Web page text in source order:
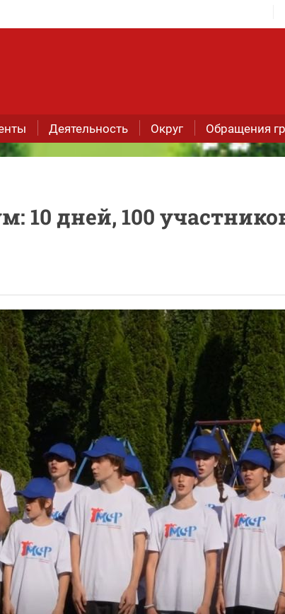
Деятельность Округ Обращения
10 дней, 100